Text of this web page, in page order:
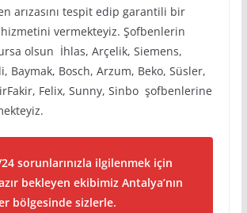
arızasını tespit edip garantili bir
vermekteyiz. Şofbenlerin
olsun İhlas, Arçelik, Siemens,
Baymak, Bosch, Arzum, Beko, Süsler,
Felix, Sunny, Sinbo şofbenlerine
sorunlarınızla ilgilenmek için
bekleyen ekibimiz Antalya’nın
bölgesinde sizlerle.